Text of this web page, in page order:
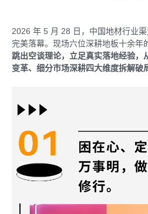
2026 年 5 月 28 日，中国地材行业
完美落幕。现场六位深耕地板十余年
跳出空谈理论，立足真实落地经验，
变革、细分市场深耕四大维度拆解破